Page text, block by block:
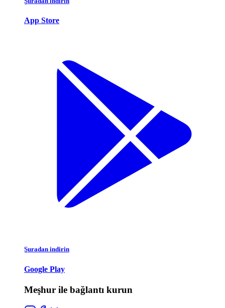
App Store
Şuradan indirin
Google Play
Meşhur ile bağlantı kurun